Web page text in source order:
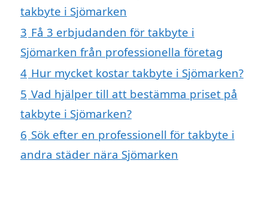
takbyte i Sjömarken
3 Få 3 erbjudanden för takbyte i
Sjömarken från professionella företag
4 Hur mycket kostar takbyte i Sjömarken?
5 Vad hjälper till att bestämma priset på
takbyte i Sjömarken?
6 Sök efter en professionell för takbyte i
andra städer nära Sjömarken